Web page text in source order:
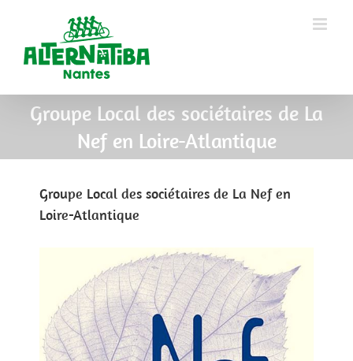
Groupe Local des sociétaires de La
Nef en Loire-Atlantique
Groupe Local des sociétaires de La Nef en
Loire-Atlantique
Image